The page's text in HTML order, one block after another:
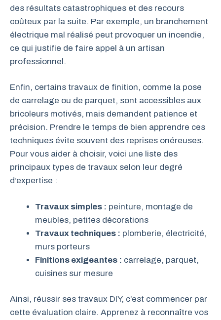
des résultats catastrophiques et des recours
coûteux par la suite. Par exemple, un branchement
électrique mal réalisé peut provoquer un incendie,
ce qui justifie de faire appel à un artisan
professionnel.
Enfin, certains travaux de finition, comme la pose
de carrelage ou de parquet, sont accessibles aux
bricoleurs motivés, mais demandent patience et
précision. Prendre le temps de bien apprendre ces
techniques évite souvent des reprises onéreuses.
Pour vous aider à choisir, voici une liste des
principaux types de travaux selon leur degré
d’expertise :
Travaux simples : peinture, montage de
meubles, petites décorations
Travaux techniques : plomberie, électricité,
murs porteurs
Finitions exigeantes : carrelage, parquet,
cuisines sur mesure
Ainsi, réussir ses travaux DIY, c’est commencer par
cette évaluation claire. Apprenez à reconnaître vos